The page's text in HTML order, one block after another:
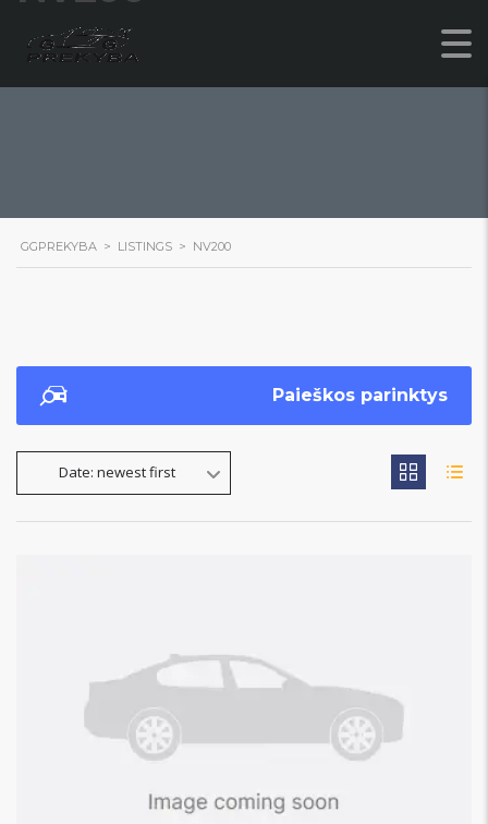
GGPREKYBA > LISTINGS > NV200
Paieškos parinktys
Date: newest first